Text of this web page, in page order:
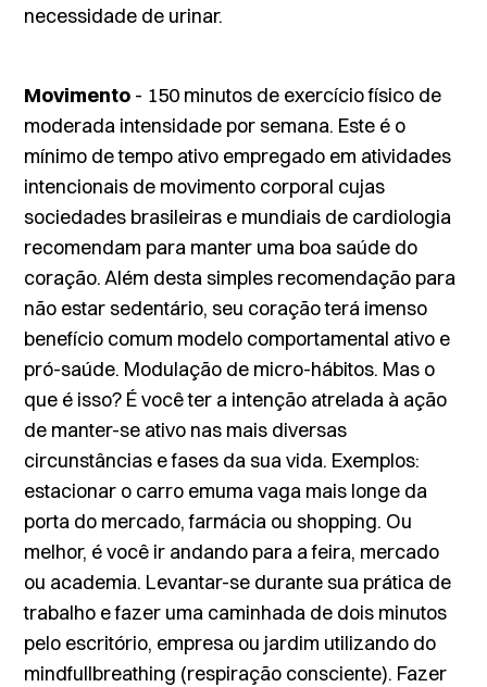
necessidade de urinar.
Movimento - 150 minutos de exercício físico de
moderada intensidade por semana. Este é o
mínimo de tempo ativo empregado em atividades
intencionais de movimento corporal cujas
sociedades brasileiras e mundiais de cardiologia
recomendam para manter uma boa saúde do
coração. Além desta simples recomendação para
não estar sedentário, seu coração terá imenso
benefício comum modelo comportamental ativo e
pró-saúde. Modulação de micro-hábitos. Mas o
que é isso? É você ter a intenção atrelada à ação
de manter-se ativo nas mais diversas
circunstâncias e fases da sua vida. Exemplos:
estacionar o carro emuma vaga mais longe da
porta do mercado, farmácia ou shopping. Ou
melhor, é você ir andando para a feira, mercado
ou academia. Levantar-se durante sua prática de
trabalho e fazer uma caminhada de dois minutos
pelo escritório, empresa ou jardim utilizando do
mindfullbreathing (respiração consciente). Fazer